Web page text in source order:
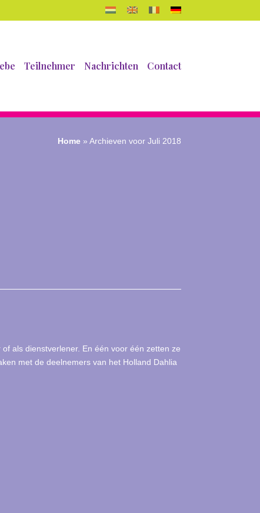
Teilnehmer Nachrichten Contact
Home» Archieven voor Juli 2018
of als dienstverlener. En één voor één zetten ze
met de deelnemers van het Holland Dahlia